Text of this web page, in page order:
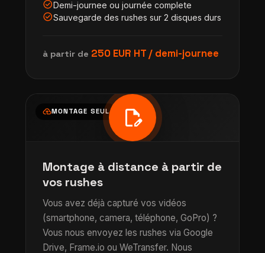
check_circleDemi-journee ou journée complete
check_circleSauvegarde des rushes sur 2 disques durs
à partir de 250 EUR HT / demi-journee
cloud_uploadMONTAGE SEUL edit_document
Montage à distance à partir de
vos rushes
Vous avez déjà capturé vos vidéos
(smartphone, camera, téléphone, GoPro) ?
Vous nous envoyez les rushes via Google
Drive, Frame.io ou WeTransfer. Nous